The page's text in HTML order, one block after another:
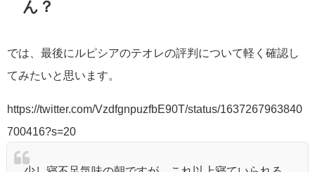
ん？
では、最後にルピシアのテオレの評判について軽く確認し
てみたいと思います。
https://twitter.com/VzdfgnpuzfbE90T/status/1637267963840
700416?s=20